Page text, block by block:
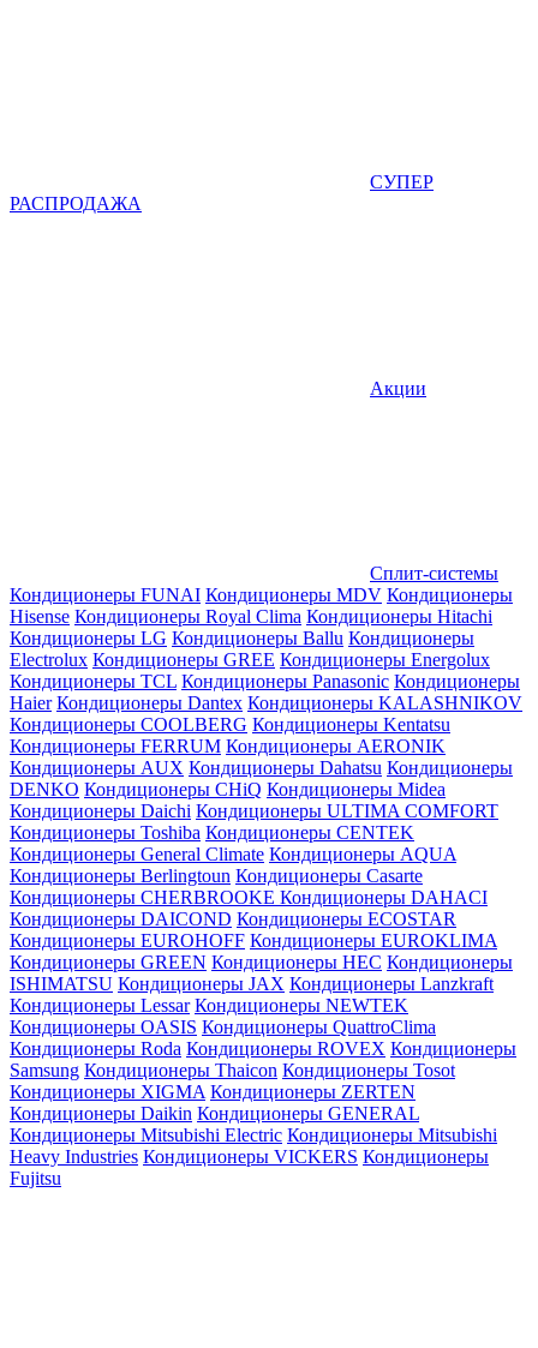
СУПЕР
РАСПРОДАЖА
Акции
Сплит-системы
Кондиционеры FUNAI Кондиционеры MDV Кондиционеры
Hisense Кондиционеры Royal Clima Кондиционеры Hitachi
Кондиционеры LG Кондиционеры Ballu Кондиционеры
Electrolux Кондиционеры GREE Кондиционеры Energolux
Кондиционеры TCL Кондиционеры Panasonic Кондиционеры
Haier Кондиционеры Dantex Кондиционеры KALASHNIKOV
Кондиционеры СOOLBERG Кондиционеры Kentatsu
Кондиционеры FERRUM Кондиционеры AERONIK
Кондиционеры AUX Кондиционеры Dahatsu Кондиционеры
DENKO Кондиционеры CHiQ Кондиционеры Midea
Кондиционеры Daichi Кондиционеры ULTIMA COMFORT
Кондиционеры Toshiba Кондиционеры CENTEK
Кондиционеры General Climate Кондиционеры AQUA
Кондиционеры Berlingtoun Кондиционеры Casarte
Кондиционеры CHERBROOKE Кондиционеры DAHACI
Кондиционеры DAICOND Кондиционеры ECOSTAR
Кондиционеры EUROHOFF Кондиционеры EUROKLIMA
Кондиционеры GREEN Кондиционеры HEC Кондиционеры
ISHIMATSU Кондиционеры JAX Кондиционеры Lanzkraft
Кондиционеры Lessar Кондиционеры NEWTEK
Кондиционеры OASIS Кондиционеры QuattroClima
Кондиционеры Roda Кондиционеры ROVEX Кондиционеры
Samsung Кондиционеры Thaicon Кондиционеры Tosot
Кондиционеры XIGMA Кондиционеры ZERTEN
Кондиционеры Daikin Кондиционеры GENERAL
Кондиционеры Mitsubishi Electric Кондиционеры Mitsubishi
Heavy Industries Кондиционеры VICKERS Кондиционеры
Fujitsu